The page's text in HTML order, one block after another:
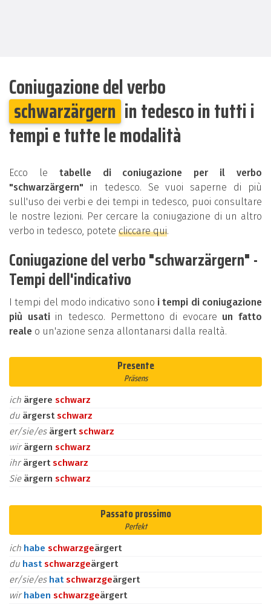
Coniugazione del verbo
schwarzärgern in tedesco in tutti i
tempi e tutte le modalità
Ecco le tabelle di coniugazione per il verbo
"schwarzärgern" in tedesco. Se vuoi saperne di più
sull'uso dei verbi e dei tempi in tedesco, puoi consultare
le nostre lezioni. Per cercare la coniugazione di un altro
verbo in tedesco, potete cliccare qui.
Coniugazione del verbo "schwarzärgern" -
Tempi dell'indicativo
I tempi del modo indicativo sono i tempi di coniugazione
più usati in tedesco. Permettono di evocare un fatto
reale o un'azione senza allontanarsi dalla realtà.
Presente
Präsens
ich ärgere schwarz
du ärgerstschwarz
er/sie/es ärgertschwarz
wirärgern schwarz
ihrärgertschwarz
Sie ärgern schwarz
Passato prossimo
Perfekt
ich habe schwarzgeärgert
du hastschwarzgeärgert
er/sie/es hatschwarzgeärgert
wirhaben schwarzgeärgert